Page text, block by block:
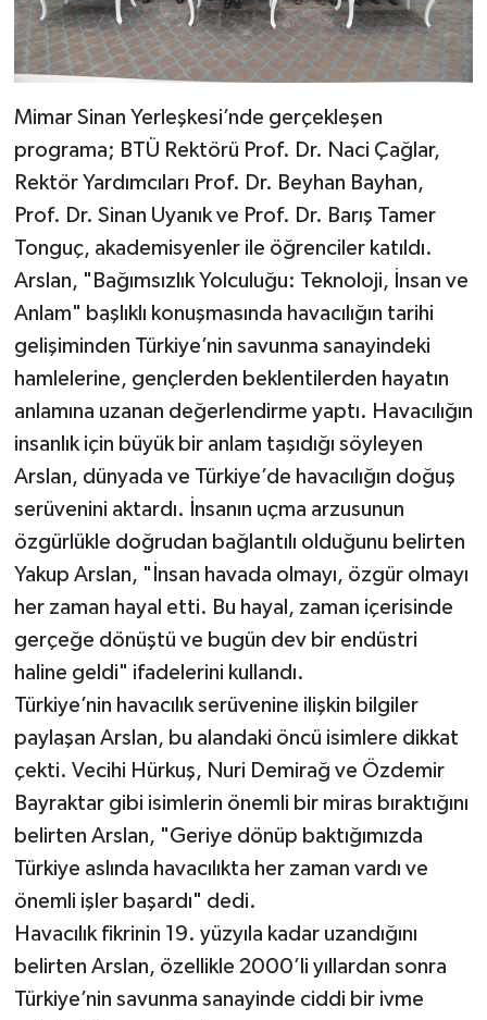
Mimar Sinan Yerleşkesi’nde gerçekleşen
programa; BTÜ Rektörü Prof. Dr. Naci Çağlar,
Rektör Yardımcıları Prof. Dr. Beyhan Bayhan,
Prof. Dr. Sinan Uyanık ve Prof. Dr. Barış Tamer
Tonguç, akademisyenler ile öğrenciler katıldı.
Arslan, "Bağımsızlık Yolculuğu: Teknoloji, İnsan ve
Anlam" başlıklı konuşmasında havacılığın tarihi
gelişiminden Türkiye’nin savunma sanayindeki
hamlelerine, gençlerden beklentilerden hayatın
anlamına uzanan değerlendirme yaptı. Havacılığın
insanlık için büyük bir anlam taşıdığı söyleyen
Arslan, dünyada ve Türkiye’de havacılığın doğuş
serüvenini aktardı. İnsanın uçma arzusunun
özgürlükle doğrudan bağlantılı olduğunu belirten
Yakup Arslan, "İnsan havada olmayı, özgür olmayı
her zaman hayal etti. Bu hayal, zaman içerisinde
gerçeğe dönüştü ve bugün dev bir endüstri
haline geldi" ifadelerini kullandı.
Türkiye’nin havacılık serüvenine ilişkin bilgiler
paylaşan Arslan, bu alandaki öncü isimlere dikkat
çekti. Vecihi Hürkuş, Nuri Demirağ ve Özdemir
Bayraktar gibi isimlerin önemli bir miras bıraktığını
belirten Arslan, "Geriye dönüp baktığımızda
Türkiye aslında havacılıkta her zaman vardı ve
önemli işler başardı" dedi.
Havacılık fikrinin 19. yüzyıla kadar uzandığını
belirten Arslan, özellikle 2000’li yıllardan sonra
Türkiye’nin savunma sanayinde ciddi bir ivme